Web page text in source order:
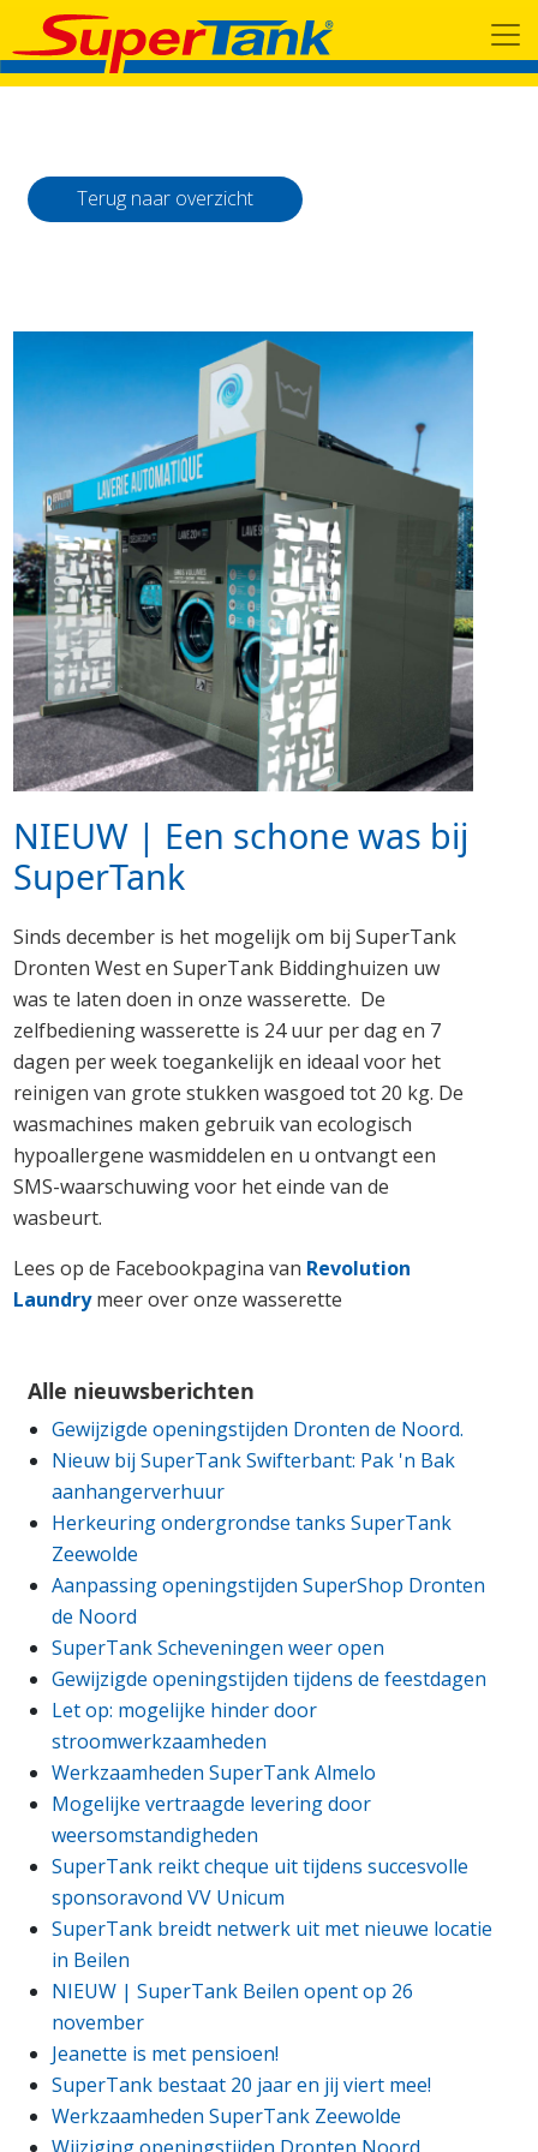
Terug naar overzicht
NIEUW | Een schone was bij
SuperTank
Sinds december is het mogelijk om bij SuperTank
Dronten West en SuperTank Biddinghuizen uw
was te laten doen in onze wasserette. De
zelfbediening wasserette is 24 uur per dag en 7
dagen per week toegankelijk en ideaal voor het
reinigen van grote stukken wasgoed tot 20 kg. De
wasmachines maken gebruik van ecologisch
hypoallergene wasmiddelen en u ontvangt een
SMS-waarschuwing voor het einde van de
wasbeurt.
Lees op de Facebookpagina van Revolution
Laundrymeer over onze wasserette
Alle nieuwsberichten
Gewijzigde openingstijden Dronten de Noord.
Nieuw bij SuperTank Swifterbant: Pak 'n Bak
aanhangerverhuur
Herkeuring ondergrondse tanks SuperTank
Zeewolde
Aanpassing openingstijden SuperShop Dronten
de Noord
SuperTank Scheveningen weer open
Gewijzigde openingstijden tijdens de feestdagen
Let op: mogelijke hinder door
stroomwerkzaamheden
Werkzaamheden SuperTank Almelo
Mogelijke vertraagde levering door
weersomstandigheden
SuperTank reikt cheque uit tijdens succesvolle
sponsoravond VV Unicum
SuperTank breidt netwerk uit met nieuwe locatie
in Beilen
NIEUW | SuperTank Beilen opent op 26
november
Jeanette is met pensioen!
SuperTank bestaat 20 jaar en jij viert mee!
Werkzaamheden SuperTank Zeewolde